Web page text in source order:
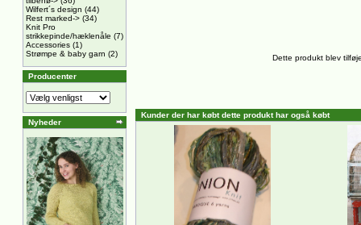
Wilfert´s design (44)
Rest marked-> (34)
Knit Pro
strikkepinde/hæklenåle (7)
Accessories (1)
Strømpe & baby garn (2)
Producenter
Nyheder
Dette produkt blev
Kunder der har købt dette produkt har også købt